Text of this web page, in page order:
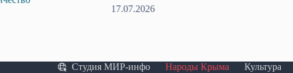
17.07.2026
Студия МИР-инфо Народы Крыма Культура